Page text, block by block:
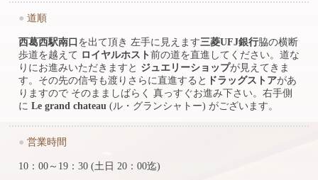
● 道順
西葛西駅南口 を出て頂き 左手に見えます三菱UFJ銀行脇の横断
歩道を越えて ロイヤルホスト 前の道を直進してください。道な
りにお進みいただきますと ジュエリーショップが見えてきま
す。その先の信号も渡りさらに直進すると ドラッグストアがあ
りますので そのまましばらく 真っすぐお進み下さい。右手側
に Le grand chateau (ル・グランシャトー) がございます。
● 営業時間
10：00～19：30 (土日 20：00迄)